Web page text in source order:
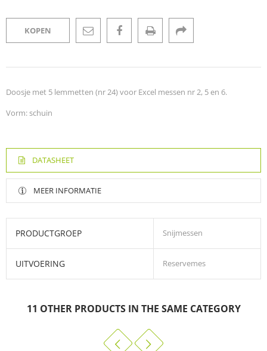
KOPEN
Doosje met 5 lemmetten (nr 24) voor Excel messen nr 2, 5 en 6.
Vorm: schuin
DATASHEET
MEER INFORMATIE
PRODUCTGROEP Snijmessen
UITVOERING Reservemes
ideaal voor precisiesnijwerk in papier, kunststof, hout, textiel
en film.
11 OTHER PRODUCTS IN THE SAME CATEGORY